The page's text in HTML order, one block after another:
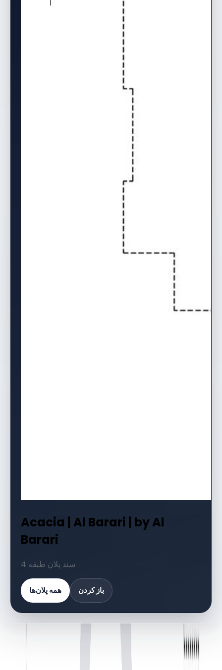
Acacia | Al Barari | by Al
Barari
4 سند پلان طبقه
همه پلان‌ها باز کردن
کتابخانه اسناد
اسناد پلان طبقه 4 فایل